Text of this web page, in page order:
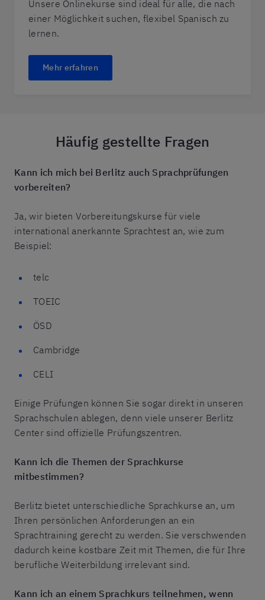
Unsere Onlinekurse sind ideal für alle, die nach
einer Möglichkeit suchen, flexibel Spanisch zu
lernen.
Mehr erfahren
Häufig gestellte Fragen
Kann ich mich bei Berlitz auch Sprachprüfungen
vorbereiten?
Ja, wir bieten Vorbereitungskurse für viele
international anerkannte Sprachtest an, wie zum
Beispiel:
telc
TOEIC
ÖSD
Cambridge
CELI
Einige Prüfungen können Sie sogar direkt in unseren
Sprachschulen ablegen, denn viele unserer Berlitz
Center sind offizielle Prüfungszentren.
Kann ich die Themen der Sprachkurse
mitbestimmen?
Berlitz bietet unterschiedliche Sprachkurse an, um
Ihren persönlichen Anforderungen an ein
Sprachtraining gerecht zu werden. Sie verschwenden
dadurch keine kostbare Zeit mit Themen, die für Ihre
berufliche Weiterbildung irrelevant sind.
Kann ich an einem Sprachkurs teilnehmen, wenn